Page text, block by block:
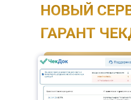
НОВЫЙ
ГАРАНТ